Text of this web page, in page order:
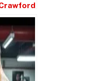
grand.